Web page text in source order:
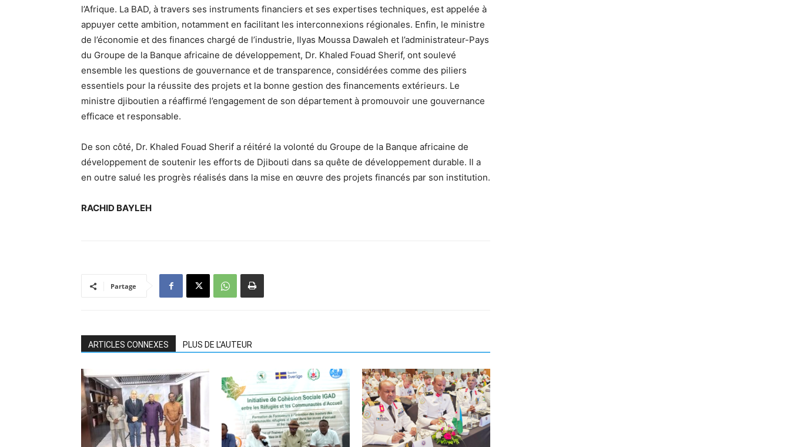
l’Afrique. La BAD, à travers ses instruments financiers et ses expertises techniques, est appelée à
appuyer cette ambition, notamment en facilitant les interconnexions régionales. Enfin, le ministre
de l’économie et des finances chargé de l’industrie, Ilyas Moussa Dawaleh et l’administrateur-Pays
du Groupe de la Banque africaine de développement, Dr. Khaled Fouad Sherif, ont soulevé
ensemble les questions de gouvernance et de transparence, considérées comme des piliers
essentiels pour la réussite des projets et la bonne gestion des financements extérieurs. Le
ministre djiboutien a réaffirmé l’engagement de son département à promouvoir une gouvernance
efficace et responsable.
De son côté, Dr. Khaled Fouad Sherif a réitéré la volonté du Groupe de la Banque africaine de
développement de soutenir les efforts de Djibouti dans sa quête de développement durable. Il a
en outre salué les progrès réalisés dans la mise en œuvre des projets financés par son institution.
RACHID BAYLEH
Partage
ARTICLES CONNEXES PLUS DE L'AUTEUR